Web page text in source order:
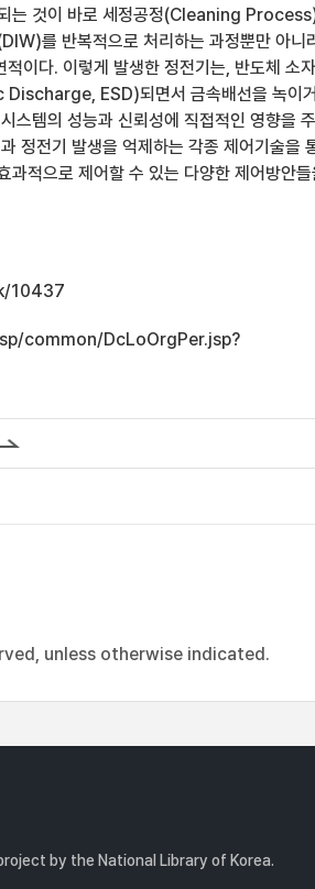
는 것이 바로 세정공정(Cleaning
를 반복적으로 처리하는 과정뿐만 아니
이다. 이렇게 발생한 정전기는, 반도체 소
ESD)되면서 금속배선을 녹이
스템의 성능과 신뢰성에 직접적인 영향을
정전기 발생을 억제하는 각종 제어기술을
과적으로 제어할 수 있는 다양한 제어방안들
10437
common/DcLoOrgPer.jsp?
unless otherwise indicated.
by the National Library of Korea.